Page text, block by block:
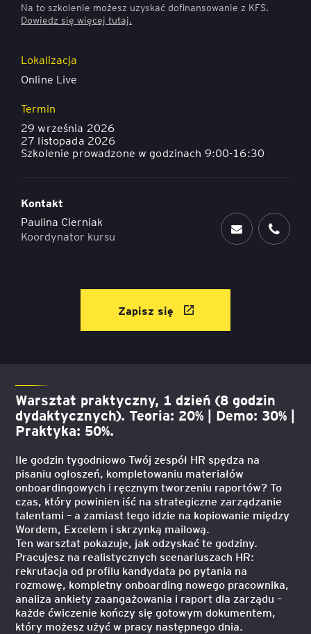
Warsztat praktyczny, 1 dzień (8 godzin
dydaktycznych). Teoria: 20% | Demo: 30% |
Praktyka: 50%.
Ile godzin tygodniowo Twój zespół HR spędza na
pisaniu ogłoszeń, kompletowaniu materiałów
onboardingowych i ręcznym tworzeniu raportów? To
czas, który powinien iść na strategiczne zarządzanie
talentami – a zamiast tego idzie na kopiowanie między
Wordem, Excelem i skrzynką mailową.
Ten warsztat pokazuje, jak odzyskać te godziny.
Pracujesz na realistycznych scenariuszach HR:
rekrutacja od profilu kandydata po pytania na
rozmowę, kompletny onboarding nowego pracownika,
analiza ankiety zaangażowania i raport dla zarządu –
każde ćwiczenie kończy się gotowym dokumentem,
który możesz użyć w pracy następnego dnia.
Na to szkolenie możesz uzyskać dofinansowanie z KFS.
Dowiedz się więcej tutaj.
Lokalizacja
Online Live
Termin
29 września 2026
27 listopada 2026
Szkolenie prowadzone w godzinach 9:00-16:30
Kontakt
Paulina Cierniak
Koordynator kursu
Zapisz się